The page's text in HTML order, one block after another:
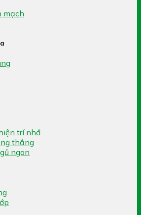
mạch
trí nhớ
thẳng
ngon